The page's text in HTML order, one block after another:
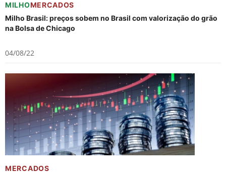
MILHOMERCADOS
Milho Brasil: preços sobem no Brasil com valorização do grão
na Bolsa de Chicago
04/08/22
MERCADOS